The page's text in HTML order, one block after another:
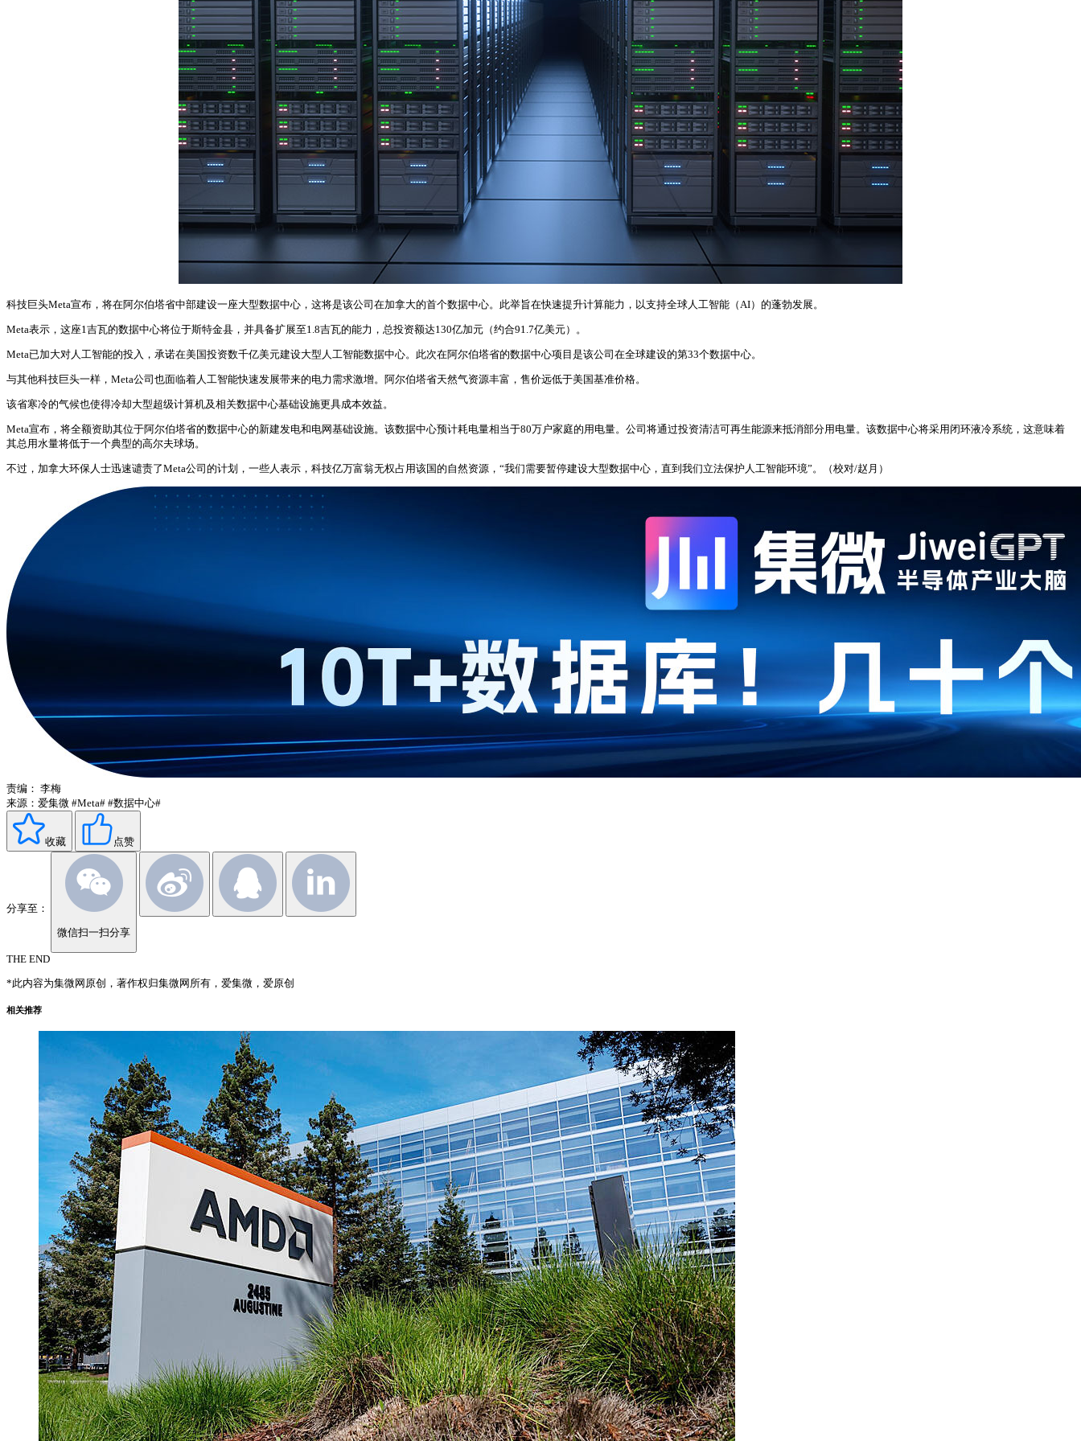
科技巨头Meta宣布，将在阿尔伯塔省中部建设一座大型数据中心，这将是该公司在加拿大的首个数据中心。此举旨在快速提升计算能力，以支持全球人工智能（AI）的蓬勃发展。
Meta表示，这座1吉瓦的数据中心将位于斯特金县，并具备扩展至1.8吉瓦的能力，总投资额达130亿加元（约合91.7亿美元）。
Meta已加大对人工智能的投入，承诺在美国投资数千亿美元建设大型人工智能数据中心。此次在阿尔伯塔省的数据中心项目是该公司在全球建设的第33个数据中心。
与其他科技巨头一样，Meta公司也面临着人工智能快速发展带来的电力需求激增。阿尔伯塔省天然气资源丰富，售价远低于美国基准价格。
该省寒冷的气候也使得冷却大型超级计算机及相关数据中心基础设施更具成本效益。
Meta宣布，将全额资助其位于阿尔伯塔省的数据中心的新建发电和电网基础设施。该数据中心预计耗电量相当于80万户家庭的用电量。公司将通过投资清洁可再生能源来抵消部分用电量。该数据中心将采用闭环液冷系统，这意味着
其总用水量将低于一个典型的高尔夫球场。
不过，加拿大环保人士迅速谴责了Meta公司的计划，一些人表示，科技亿万富翁无权占用该国的自然资源，“我们需要暂停建设大型数据中心，直到我们立法保护人工智能环境”。（校对/赵月）
责编： 李梅
来源：爱集微 #Meta# #数据中心#
收藏 点赞
分享至：
微信扫一扫分享
THE END
*此内容为集微网原创，著作权归集微网所有，爱集微，爱原创
相关推荐